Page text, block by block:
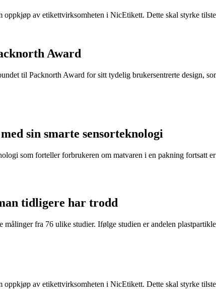
av etikettvirksomheten i NicEtikett. Dette skal styrke
Award
til Packnorth Award for sitt tydelig brukersentrerte design,
sin smarte sensorteknologi
som forteller forbrukeren om matvaren i en pakning fortsatt
tidligere har trodd
fra 76 ulike studier. Ifølge studien er andelen
av etikettvirksomheten i NicEtikett. Dette skal styrke